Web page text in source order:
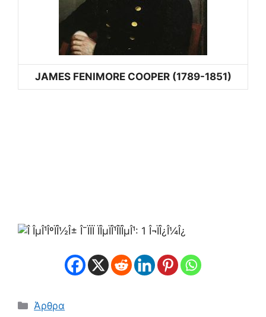
JAMES FENIMORE COOPER (1789-1851)
Κατηγορίες
Άρθρα